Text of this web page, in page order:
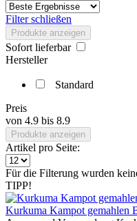
Filter schließen
Produkte anzeigen
Sofort lieferbar
Hersteller
Standard
Preis
von 4.9 bis 8.9
Produkte anzeigen
Artikel pro Seite:
Für die Filterung wurden
TIPP!
Kurkuma Kampot gemahlen